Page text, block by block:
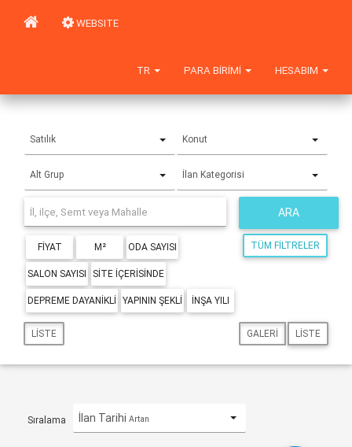
WEBSITE
HESABIM
PARA BIRIMI
TR
Satılık Konut
Alt Grup İlan Kategorisi
ARA
FIYAT M² ODA SAYISI
SALON SAYISI SITE IÇERISINDE
DEPREME DAYANIKLI YAPININ ŞEKLI İNŞA YILI
TÜM FILTRELER
LISTE GALERI LISTE
Sıralama İlan Tarihi Artan